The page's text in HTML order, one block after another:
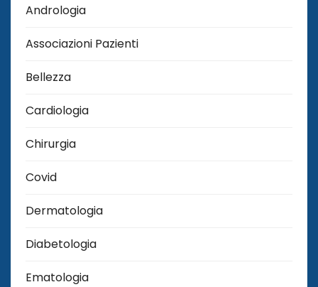
Andrologia
Associazioni Pazienti
Bellezza
Cardiologia
Chirurgia
Covid
Dermatologia
Diabetologia
Ematologia